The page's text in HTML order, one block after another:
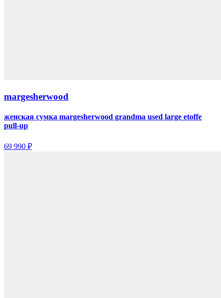
margesherwood
женская сумка margesherwood grandma used large etoffe
pull-up
69 990 ₽